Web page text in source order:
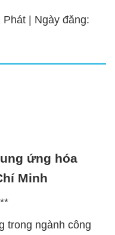
| Ngày đăng:
ứng hóa
Minh
trong ngành công